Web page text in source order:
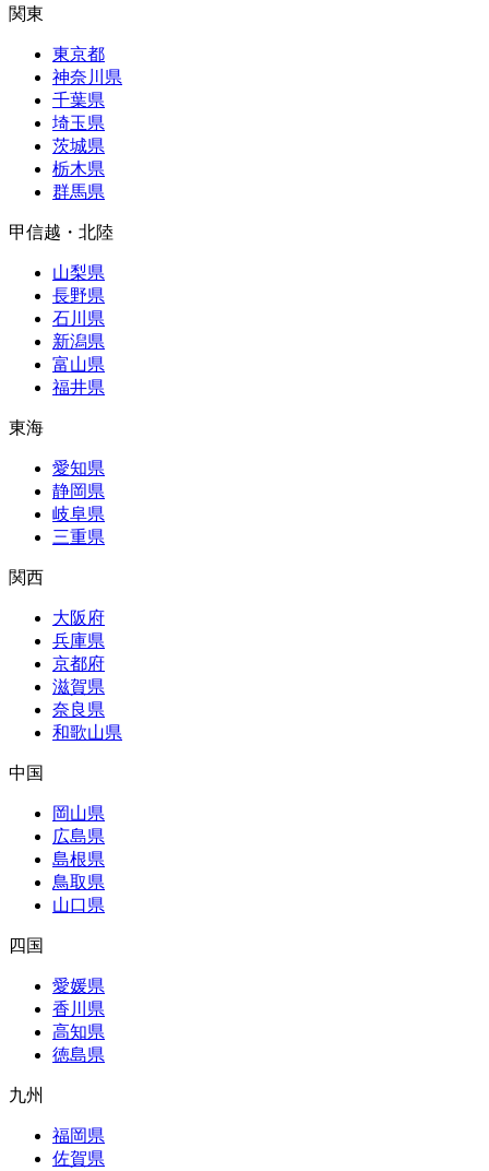
関東
東京都
神奈川県
千葉県
埼玉県
茨城県
栃木県
群馬県
甲信越・北陸
山梨県
長野県
石川県
新潟県
富山県
福井県
東海
愛知県
静岡県
岐阜県
三重県
関西
大阪府
兵庫県
京都府
滋賀県
奈良県
和歌山県
中国
岡山県
広島県
島根県
鳥取県
山口県
四国
愛媛県
香川県
高知県
徳島県
九州
福岡県
佐賀県